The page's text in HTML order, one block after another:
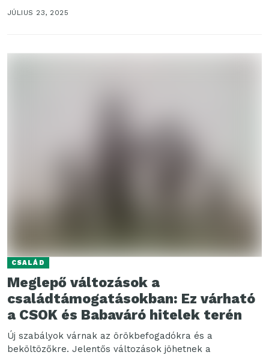
a...
JÚLIUS 23, 2025
CSALÁD
Meglepő változások a
családtámogatásokban: Ez várható
a CSOK és Babaváró hitelek terén
Új szabályok várnak az örökbefogadókra és a
beköltözőkre. Jelentős változások jöhetnek a